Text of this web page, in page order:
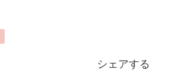
シェアする